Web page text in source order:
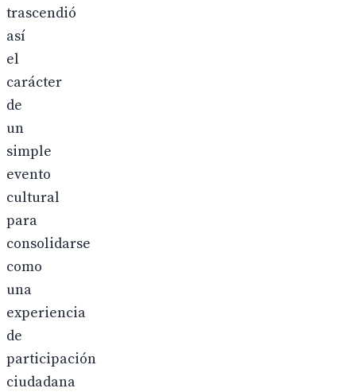
trascendió
así
el
carácter
de
un
simple
evento
cultural
para
consolidarse
como
una
experiencia
de
participación
ciudadana